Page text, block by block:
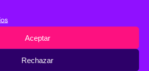
Aceptar
Rechazar
internacional se
GINI Global Innopolis Forum,
universidades y centros de
experiencias y oportunidades
global, fortaleciendo los
y fomentando la